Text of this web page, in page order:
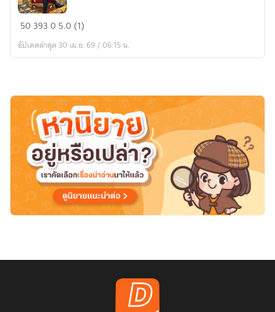
ระบบ
ฟาร์ม
เตอร์
พลิก
ชีวิต
มหา
เศรษฐี
5039305.0 (1)
อัปเดตล่าสุด 30 เม.ย. 69 / 06:15 น.